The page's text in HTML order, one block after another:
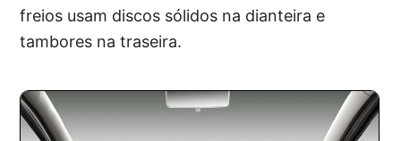
freios usam discos sólidos na dianteira e
tambores na traseira.